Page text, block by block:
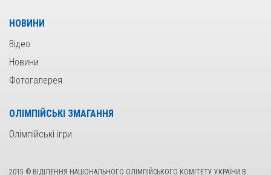
НОВИНИ
Відео
Новини
Фотогалерея
ОЛІМПІЙСЬКІ ЗМАГАННЯ
Олімпійські ігри
2015 © ВІДІЛЕННЯ НАЦІОНАЛЬНОГО ОЛІМПІЙСЬКОГО КОМІТЕТУ УКРАЇНИ В